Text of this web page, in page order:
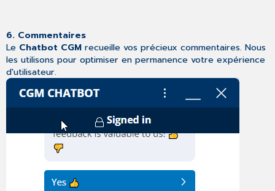
6. Commentaires
Le Chatbot CGMrecueille vos précieux commentaires. Nous
les utilisons pour optimiser en permanence votre expérience
d'utilisateur.